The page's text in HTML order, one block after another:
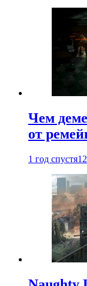
Чем
от
1 год спустя